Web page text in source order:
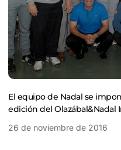
El equipo de Nadal se
edición del Olazábal&Nadal
26 de noviembre de 2016